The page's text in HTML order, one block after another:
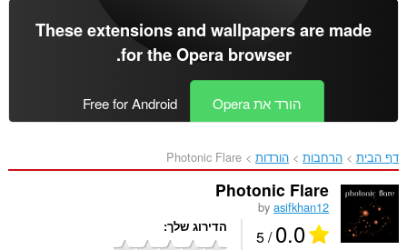
These extensions and wallpapers are made
for theOpera browser
.
הורד את Opera Free for Android
דף הבית הרחבות הורדות Photonic Flare‎
Photonic Flare
byasifkhan12
0.0
/ 5 הדירוג שלך